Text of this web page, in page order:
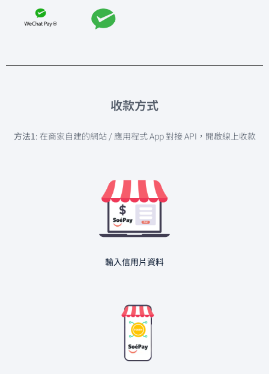
收款方式
方法1 : 在商家自建的網站 / 應用程式 App 對接 API，開啟線上收款
輸入信用片資料